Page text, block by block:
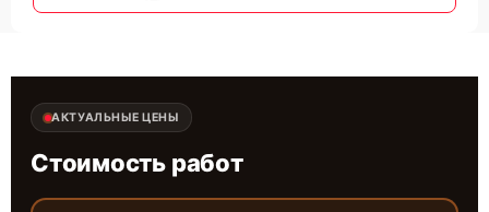
АКТУАЛЬНЫЕ ЦЕНЫ
Стоимость работ